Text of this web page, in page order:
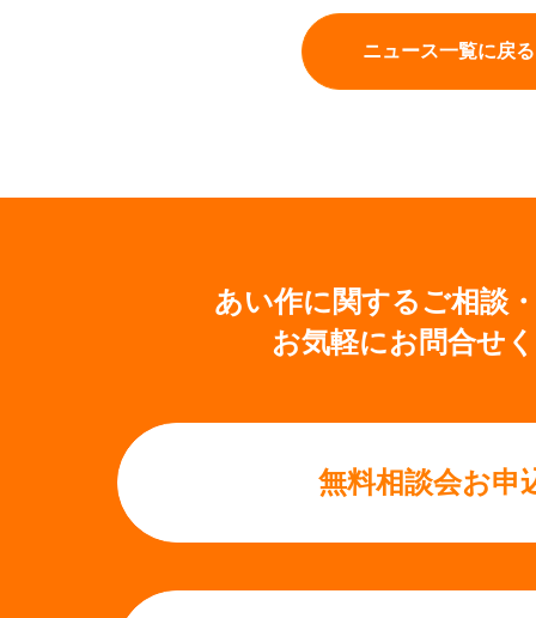
ニュース一覧に戻る
あい作に関するご相談
お気軽にお問合せ
無料相談会お申